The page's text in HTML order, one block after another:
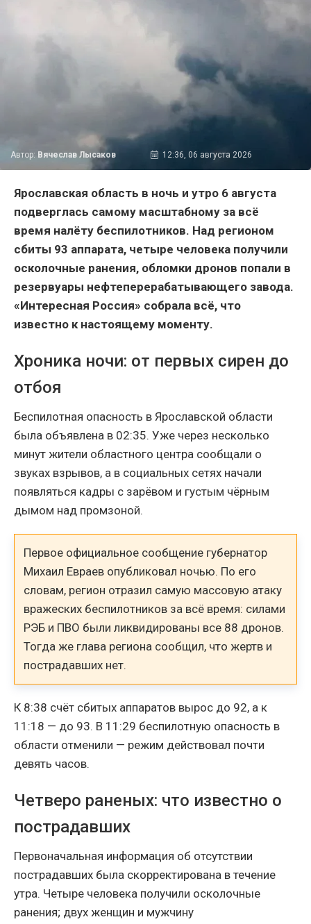
Автор: Вячеслав Лысаков 12:36, 06 августа 2026
Ярославская область в ночь и утро 6 августа
подверглась самому масштабному за всё
время налёту беспилотников. Над регионом
сбиты 93 аппарата, четыре человека получили
осколочные ранения, обломки дронов попали в
резервуары нефтеперерабатывающего завода.
«Интересная Россия» собрала всё, что
известно к настоящему моменту.
Хроника ночи: от первых сирен до
отбоя
Беспилотная опасность в Ярославской области
была объявлена в 02:35. Уже через несколько
минут жители областного центра сообщали о
звуках взрывов, а в социальных сетях начали
появляться кадры с зарёвом и густым чёрным
дымом над промзоной.
Первое официальное сообщение губернатор
Михаил Евраев опубликовал ночью. По его
словам, регион отразил самую массовую атаку
вражеских беспилотников за всё время: силами
РЭБ и ПВО были ликвидированы все 88 дронов.
Тогда же глава региона сообщил, что жертв и
пострадавших нет.
К 8:38 счёт сбитых аппаратов вырос до 92, а к
11:18 — до 93. В 11:29 беспилотную опасность в
области отменили — режим действовал почти
девять часов.
Четверо раненых: что известно о
пострадавших
Первоначальная информация об отсутствии
пострадавших была скорректирована в течение
утра. Четыре человека получили осколочные
ранения; двух женщин и мужчину